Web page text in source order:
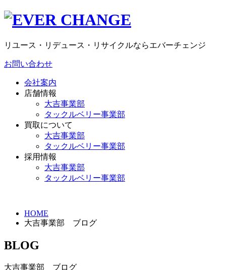
リユース・リデュース・リサイクルならエバーチェンジ
お問い合わせ
会社案内
店舗情報
大吉事業部
タックルベリー事業部
買取について
大吉事業部
タックルベリー事業部
採用情報
大吉事業部
タックルベリー事業部
HOME
大吉事業部 ブログ
BLOG
大吉事業部 ブログ